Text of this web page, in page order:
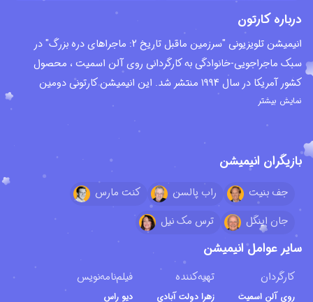
درباره کارتون
انیمیشن تلویزیونی "سرزمین ماقبل تاریخ 2: ماجراهای دره بزرگ" در
سبک ماجراجویی-خانوادگی به کارگردانی روی آلن اسمیت ، محصول
کشور آمریکا در سال 1994 منتشر شد. این انیمیشن کارتونی دومین
باشد که تاکنون اسباب بازی ها ، بازی های کامپیوتری و یک انیمیشن
انیمیشن در سال 1995 نامزد دریافت جایزه بهترین تولید فیلم انیمیشنی از
جشنواره جوایز آنی Annie Awards شده است. در خلاصه داستان این
انیمیشن ماجراجویی خانوادگی آمده است ؛ میلیون ها سال قبل هنگامی
که دایناسورها بر روی زمین وجود داشتند ، گروهی از دایناسورهای "گردن
دراز" در مکانی با صلح و آرامش زندگی می کردند. "پاکوچولو" یکی از
اعضای دایناسورهای گردن دراز بود که تازه متولد شده بود. روزی او هنگام
بازی با یک دایناسور سه شاخ کوچولو به نام "سیرا" برخورد می کند و با او
دوست می شود. اما مادر پاکوچولو او را از این کار منع می کند و به او می
نمایش بیشتر
بازیگران انیمیشن
جف بنیت راب پالسن
کنت مارس
جان اینگل
ترس مک نیل
سایر عوامل انیمیشن
کارگردان
روی آلن اسمیت
تهیه‌کننده
زهرا دولت آبادی
فیلم‌نامه‌نویس
دیو راس